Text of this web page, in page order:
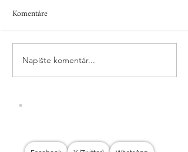
DIÉTNA PAŠTÉTA ZO
Komentáre
Napíšte komentár...